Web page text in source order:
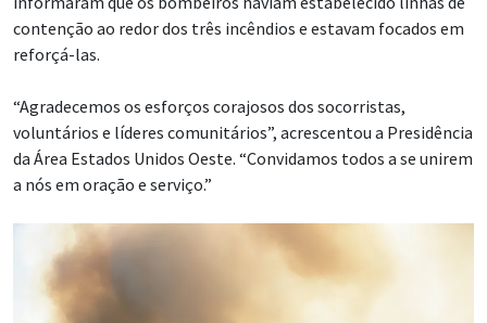
contenção ao redor dos três incêndios e estavam focados em
reforçá-las.
“Agradecemos os esforços corajosos dos socorristas,
voluntários e líderes comunitários”, acrescentou a Presidência
da Área Estados Unidos Oeste. “Convidamos todos a se unirem
a nós em oração e serviço.”